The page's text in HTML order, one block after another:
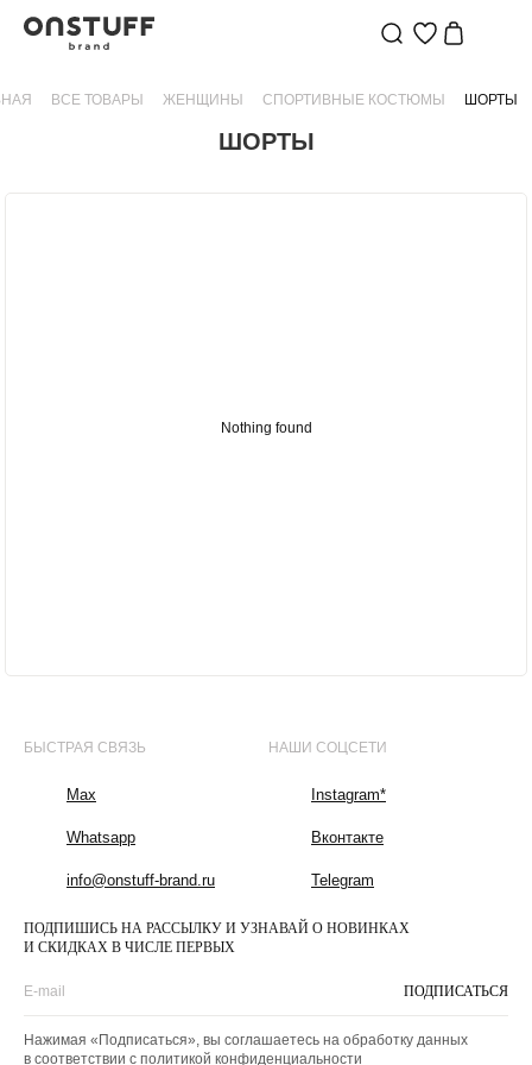
ШОРТЫ
ВСЕ ТОВАРЫ ЖЕНЩИНЫ СПОРТИВНЫЕ КОСТЮМЫ ШОРТЫ
ШОРТЫ
Nothing found
ПОДПИШИСЬ НА РАССЫЛКУ И УЗНАВАЙ О НОВИНКАХ
И СКИДКАХ В ЧИСЛЕ ПЕРВЫХ
ПОДПИСАТЬСЯ
Нажимая «Подписаться», вы соглашаетесь на обработку данных
в соответствии с политикой конфиденциальности
БЫСТРАЯ СВЯЗЬ
Max
Whatsapp
info@onstuff-brand.ru
НАШИ СОЦСЕТИ
Instagram*
Вконтакте
Telegram